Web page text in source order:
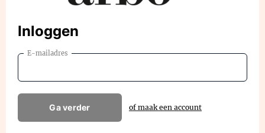
Inloggen
E-mailadres
Ga verder of maak een account